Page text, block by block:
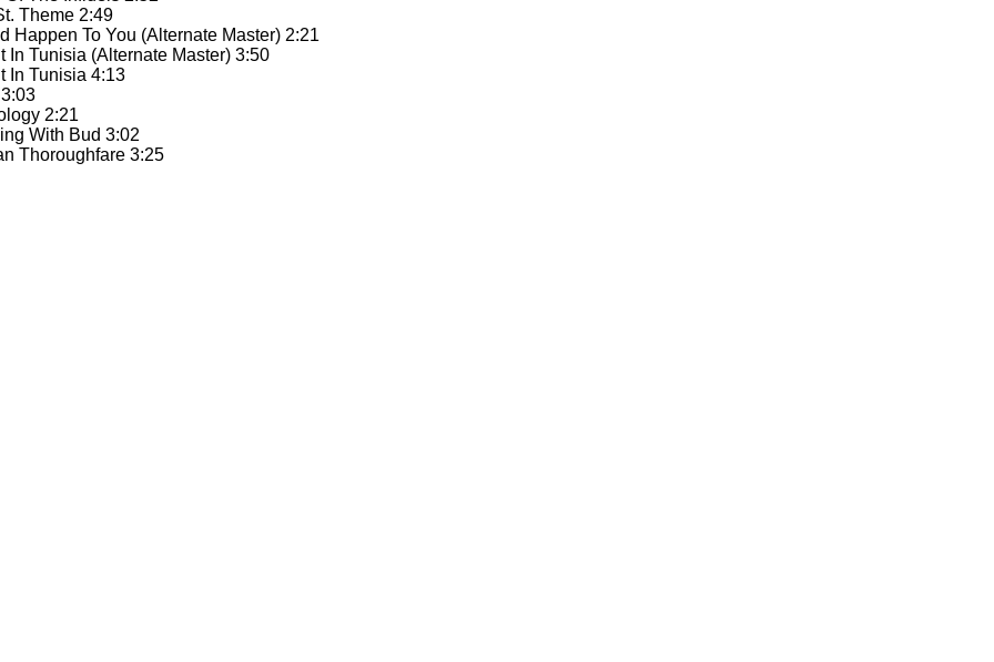
Theme 2:49
Happen To You (Alternate Master) 2:21
In Tunisia (Alternate Master) 3:50
In Tunisia 4:13
2:21
With Bud 3:02
Thoroughfare 3:25